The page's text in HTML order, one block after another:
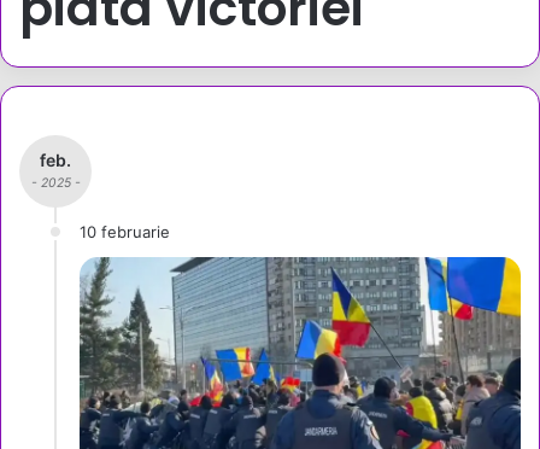
feb.
- 2025 -
10 februarie